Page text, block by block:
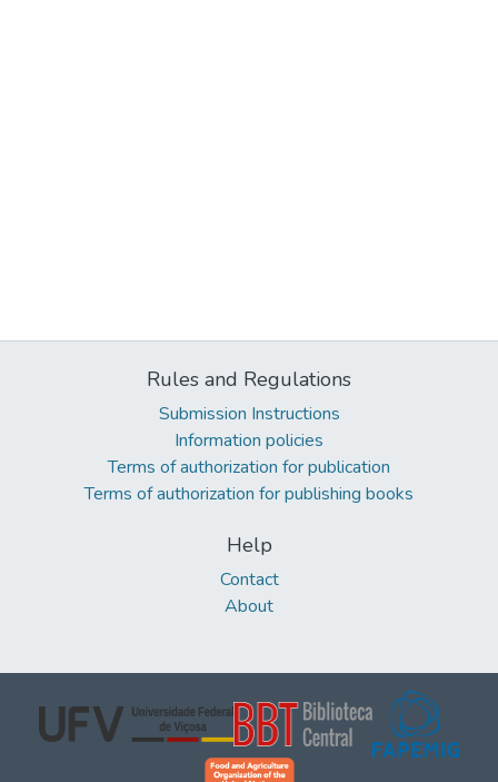
Rules and Regulations
Submission Instructions
Information policies
Terms of authorization for publication
Terms of authorization for publishing books
Help
Contact
About